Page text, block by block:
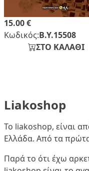
15.00 €
Κωδικός:Β.Υ.15508
ΣΤΟ ΚΑΛΑΘΙ
Liakoshop
Το liakoshop, είναι
Ελλάδα. Από τα
Παρά το ότι έχω